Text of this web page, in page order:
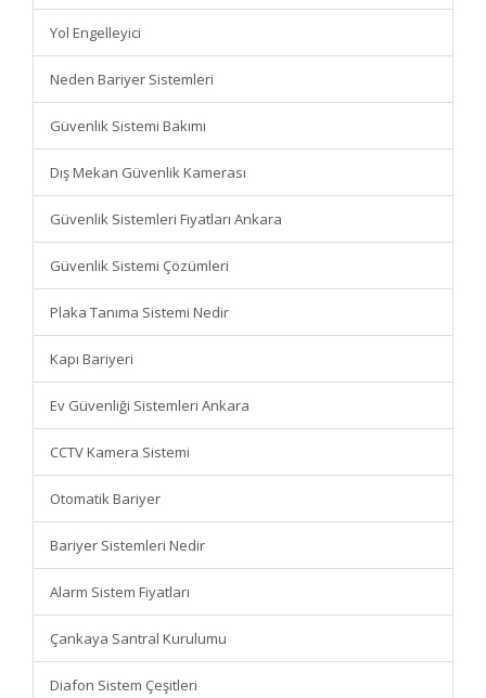
Yol Engelleyici
Neden Bariyer Sistemleri
Güvenlik Sistemi Bakımı
Dış Mekan Güvenlik Kamerası
Güvenlik Sistemleri Fiyatları Ankara
Güvenlik Sistemi Çözümleri
Plaka Tanıma Sistemi Nedir
Kapı Bariyeri
Ev Güvenliği Sistemleri Ankara
CCTV Kamera Sistemi
Otomatik Bariyer
Bariyer Sistemleri Nedir
Alarm Sistem Fiyatları
Çankaya Santral Kurulumu
Diafon Sistem Çeşitleri